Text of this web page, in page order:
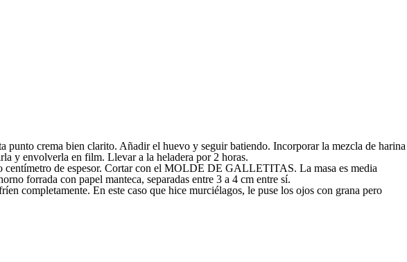
punto crema bien clarito. Añadir el huevo y seguir batiendo. Incorporar la mezcla de harina
y envolverla en film. Llevar a la heladera por 2 horas.
centímetro de espesor. Cortar con el MOLDE DE GALLETITAS. La masa es media
forrada con papel manteca, separadas entre 3 a 4 cm entre sí.
completamente. En este caso que hice murciélagos, le puse los ojos con grana pero